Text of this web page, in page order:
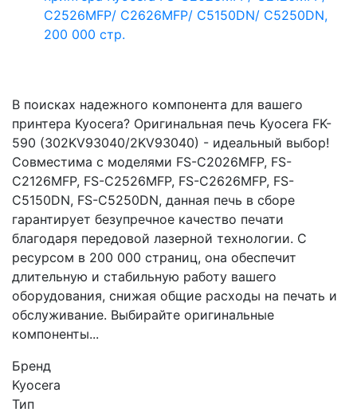
В поисках надежного компонента для вашего
принтера Kyocera? Оригинальная печь Kyocera FK-
590 (302KV93040/2KV93040) - идеальный выбор!
Совместима с моделями FS-C2026MFP, FS-
C2126MFP, FS-C2526MFP, FS-C2626MFP, FS-
C5150DN, FS-C5250DN, данная печь в сборе
гарантирует безупречное качество печати
благодаря передовой лазерной технологии. С
ресурсом в 200 000 страниц, она обеспечит
длительную и стабильную работу вашего
оборудования, снижая общие расходы на печать и
обслуживание. Выбирайте оригинальные
компоненты...
Бренд
Kyocera
Тип